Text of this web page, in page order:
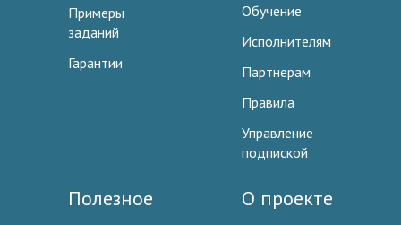
Примеры
заданий
Гарантии
Обучение
Исполнителям
Партнерам
Правила
Управление
подпиской
Полезное О проекте